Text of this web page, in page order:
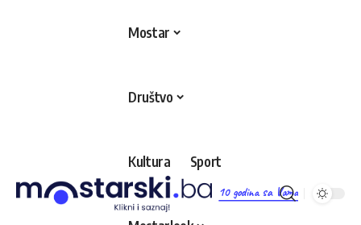
10 godina sa Vama
Mostar
Društvo
Kultura Sport